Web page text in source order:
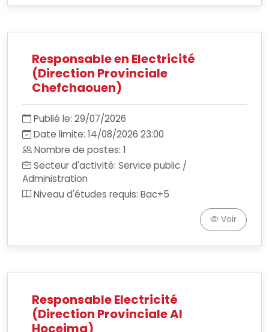
Responsable en Electricité
(Direction Provinciale
Chefchaouen)
Publié le: 29/07/2026
Date limite: 14/08/2026 23:00
Nombre de postes: 1
Secteur d'activité: Service public /
Administration
Niveau d'études requis: Bac+5
Voir
Responsable Electricité
(Direction Provinciale Al
Hoceima)